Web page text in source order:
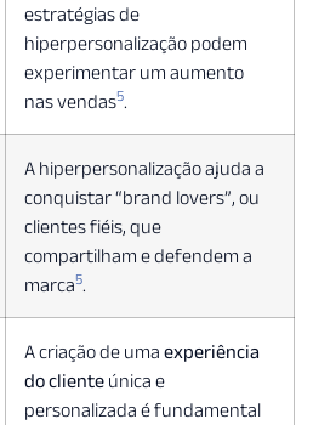
estratégias de
hiperpersonalização podem
experimentar um aumento
nas vendas5.
A hiperpersonalização ajuda a
conquistar “brand lovers”, ou
clientes fiéis, que
compartilham e defendem a
marca5.
A criação de uma experiência
do cliente única e
personalizada é fundamental